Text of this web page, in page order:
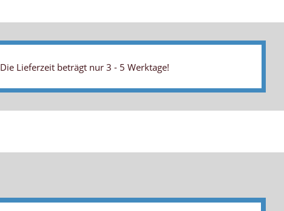
Lieferzeit beträgt nur 3 - 5 Werktage!